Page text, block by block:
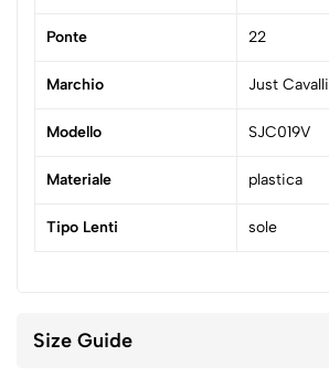
Ponte 22
Marchio Just Cavalli
Modello SJC019V
Materiale plastica
Tipo Lenti sole
Size Guide